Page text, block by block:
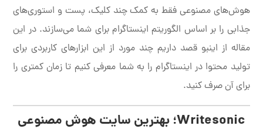
هوش‌های مصنوعی فقط به کمک چند کلیک، پست و استوری‌های
جذابی را بر اساس الگوریتم اینستاگرام برای شما می‌سازند. در این
مقاله از اینبو قصد داریم چند مورد از این ابزارهای کاربردی برای
تولید محتوا در اینستاگرام را به شما معرفی کنیم تا زمان کمتری را
برای آن صرف کنید.
Writesonic؛ بهترین سایت هوش مصنوعی